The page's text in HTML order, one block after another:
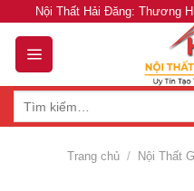
content
Nội Thất Hải Đăng: Thương
Trang chủ / Nội Thất